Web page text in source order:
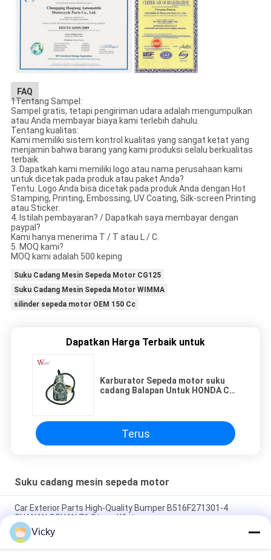
FAQ
1Tentang Sampel:
Sampel gratis, tetapi pengiriman udara adalah mengumpulkan
atau Anda membayar biaya kami terlebih dahulu.
Tentang kualitas:
Kami memiliki sistem kontrol kualitas yang sangat ketat yang
menjamin bahwa barang yang kami produksi selalu berkualitas
terbaik.
3. Dapatkah kami memiliki logo atau nama perusahaan kami
untuk dicetak pada produk atau paket Anda?
Tentu. Logo Anda bisa dicetak pada produk Anda dengan Hot
Stamping, Printing, Embossing, UV Coating, Silk-screen Printing
atau Sticker.
4. Istilah pembayaran? / Dapatkah saya membayar dengan
paypal?
Kami hanya menerima T / T atau L / C.
5. MOQ kami?
MOQ kami adalah 500 keping
Suku Cadang Mesin Sepeda Motor CG125
Suku Cadang Mesin Sepeda Motor WIMMA
silinder sepeda motor OEM 150 Cc
Dapatkan Harga Terbaik untuk
Karburator Sepeda motor suku
cadang Balapan Untuk HONDA CG
Terus
Suku cadang mesin sepeda motor
Car Exterior Parts High-Quality Bumper B516F271301-4
CHANAN OSHAN​ Z6 Starry White
Motor starter Honda EX5 Mesin Sepeda Motor suku cadang
Grosir Murah Dengan Kinerja Tinggi
Vicky